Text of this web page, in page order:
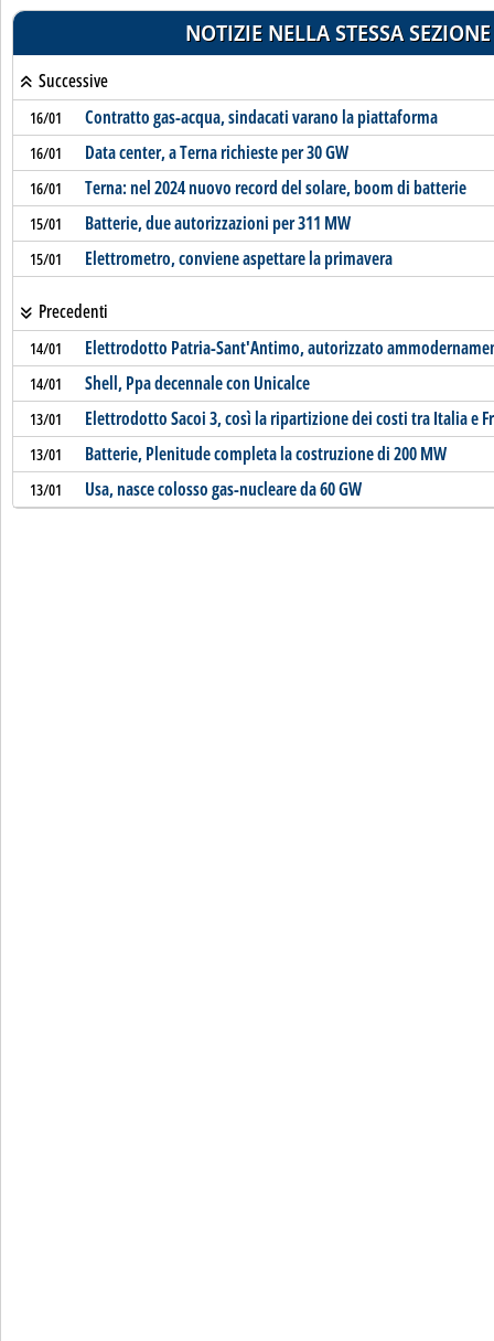
NOTIZIE NELLA STESSA SEZIONE
Successive
16/01 Contratto gas-acqua, sindacati varano la piattaforma
16/01 Data center, a Terna richieste per 30 GW
16/01 Terna: nel 2024 nuovo record del solare, boom di batterie
15/01 Batterie, due autorizzazioni per 311 MW
15/01 Elettrometro, conviene aspettare la primavera
Precedenti
14/01 Elettrodotto Patria-Sant'Antimo, autorizzato
14/01 Shell, Ppa decennale con Unicalce
13/01 Elettrodotto Sacoi 3, così la ripartizione dei costi tra Italia e
13/01 Batterie, Plenitude completa la costruzione di 200 MW
13/01 Usa, nasce colosso gas-nucleare da 60 GW